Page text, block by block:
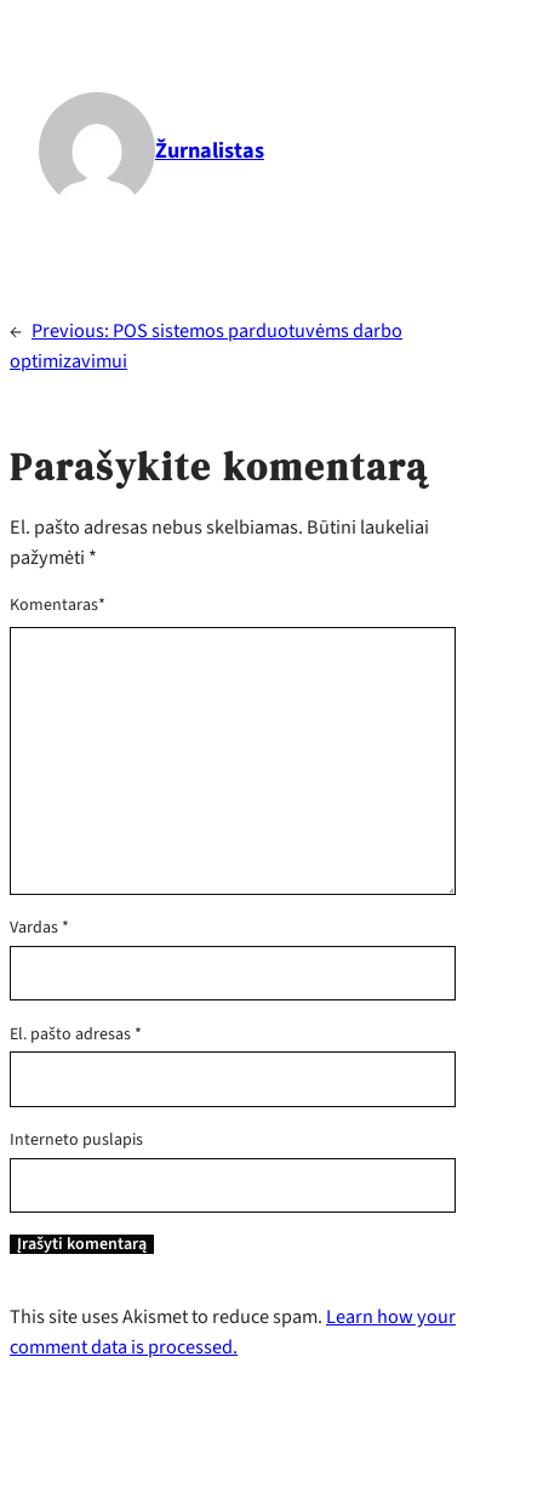
Žurnalistas
← Previous: POS sistemos parduotuvėms darbo
optimizavimui
Parašykite komentarą
El. pašto adresas nebus skelbiamas. Būtini laukeliai
pažymėti *
Komentaras*
Vardas *
El. pašto adresas *
Interneto puslapis
This site uses Akismet to reduce spam. Learn how your
comment data is processed.